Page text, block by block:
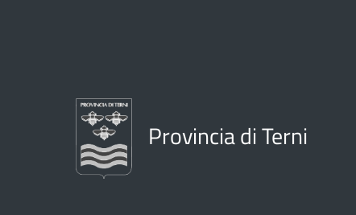
Provincia di Terni